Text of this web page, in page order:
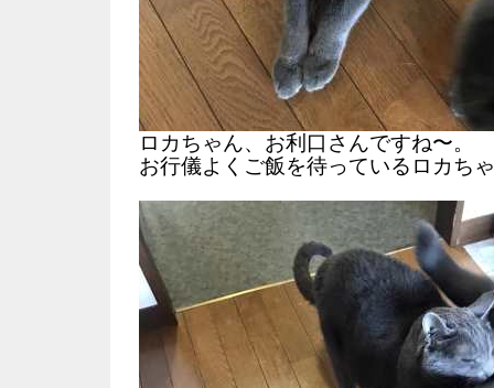
ロカちゃん、お利口さんですね〜。
お行儀よくご飯を待っているロカち